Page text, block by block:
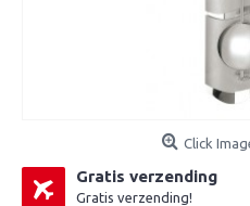
Click
Gratis verzending
Gratis verzending!